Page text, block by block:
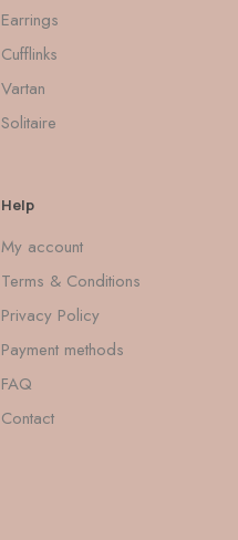
Earrings
Cufflinks
Vartan
Solitaire
Help
My account
Terms & Conditions
Privacy Policy
Payment methods
FAQ
Contact